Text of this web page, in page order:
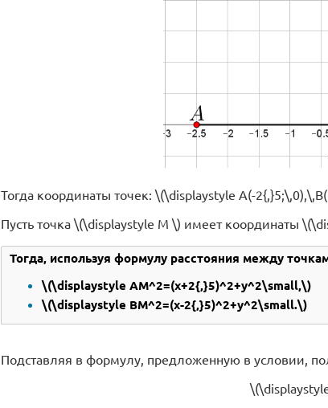
Тогда координаты точек: \(\displaystyle A(-
Пусть точка \(\displaystyle M \) имеет координаты
Тогда, используя формулу расстояния между
\(\displaystyle AM^2=(x+2{,}5)^2+y^2\small,\)
\(\displaystyle BM^2=(x-2{,}5)^2+y^2\small.\)
Подставляя в формулу, предложенную в условии,